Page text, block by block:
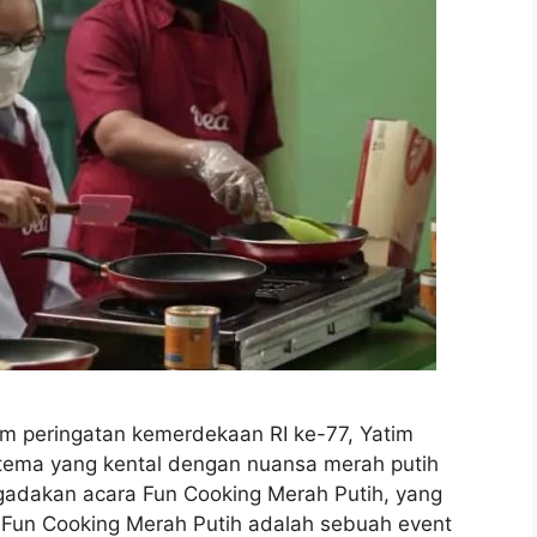
peringatan kemerdekaan RI ke-77, Yatim
yang kental dengan nuansa merah putih
acara Fun Cooking Merah Putih, yang
Cooking Merah Putih adalah sebuah event